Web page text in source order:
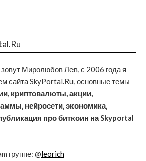
Миролюбов Лев, с 2006 года я
сайта SkyPortal.Ru, основные темы
криптовалюты, акции,
нейросети, экономика,
про биткоин на Skyportal
группе: @leorich